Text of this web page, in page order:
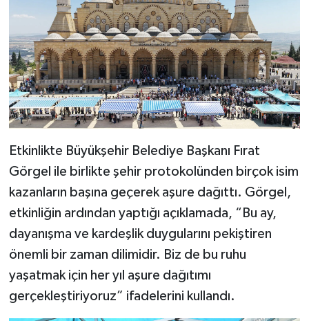
Etkinlikte Büyükşehir Belediye Başkanı Fırat
Görgel ile birlikte şehir protokolünden birçok isim
kazanların başına geçerek aşure dağıttı. Görgel,
etkinliğin ardından yaptığı açıklamada, “Bu ay,
dayanışma ve kardeşlik duygularını pekiştiren
önemli bir zaman dilimidir. Biz de bu ruhu
yaşatmak için her yıl aşure dağıtımı
gerçekleştiriyoruz” ifadelerini kullandı.
KİTAP
HEDEF2020
OTOMOBİL
MİZAH
TARİH
Genel
YEREL
BÖLGEDEN